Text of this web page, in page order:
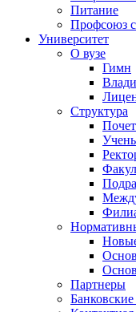
Питание
Профсоюз
Университет
О вузе
Гимн
Структура
Партнеры